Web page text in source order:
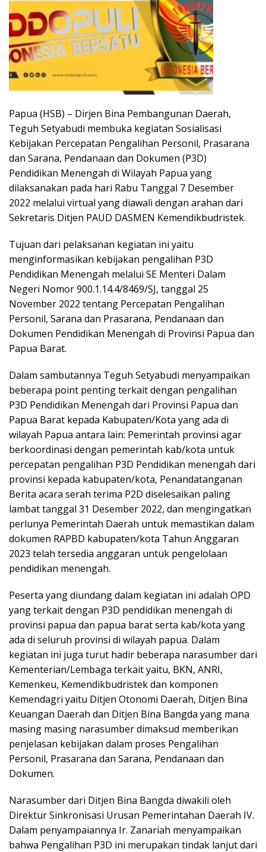
Papua (HSB) – Dirjen Bina Pembangunan Daerah,
Teguh Setyabudi membuka kegiatan Sosialisasi
Kebijakan Percepatan Pengalihan Personil, Prasarana
dan Sarana, Pendanaan dan Dokumen (P3D)
Pendidikan Menengah di Wilayah Papua yang
dilaksanakan pada hari Rabu Tanggal 7 Desember
2022 melalui virtual yang diawali dengan arahan dari
Sekretaris Ditjen PAUD DASMEN Kemendikbudristek.
Tujuan dari pelaksanan kegiatan ini yaitu
menginformasikan kebijakan pengalihan P3D
Pendidikan Menengah melalui SE Menteri Dalam
Negeri Nomor 900.1.14.4/8469/SJ, tanggal 25
November 2022 tentang Percepatan Pengalihan
Personil, Sarana dan Prasarana, Pendanaan dan
Dokumen Pendidikan Menengah di Provinsi Papua dan
Papua Barat.
Dalam sambutannya Teguh Setyabudi menyampaikan
beberapa point penting terkait dengan pengalihan
P3D Pendidikan Menengah dari Provinsi Papua dan
Papua Barat kepada Kabupaten/Kota yang ada di
wilayah Papua antara lain: Pemerintah provinsi agar
berkoordinasi dengan pemerintah kab/kota untuk
percepatan pengalihan P3D Pendidikan menengah dari
provinsi kepada kabupaten/kota, Penandatanganan
Berita acara serah terima P2D diselesaikan paling
lambat tanggal 31 Desember 2022, dan mengingatkan
perlunya Pemerintah Daerah untuk memastikan dalam
dokumen RAPBD kabupaten/kota Tahun Anggaran
2023 telah tersedia anggaran untuk pengelolaan
pendidikan menengah.
Peserta yang diundang dalam kegiatan ini adalah OPD
yang terkait dengan P3D pendidikan menengah di
provinsi papua dan papua barat serta kab/kota yang
ada di seluruh provinsi di wilayah papua. Dalam
kegiatan ini juga turut hadir beberapa narasumber dari
Kementerian/Lembaga terkait yaitu, BKN, ANRI,
Kemenkeu, Kemendikbudristek dan komponen
Kemendagri yaitu Ditjen Otonomi Daerah, Ditjen Bina
Keuangan Daerah dan Ditjen Bina Bangda yang mana
masing masing narasumber dimaksud memberikan
penjelasan kebijakan dalam proses Pengalihan
Personil, Prasarana dan Sarana, Pendanaan dan
Dokumen.
Narasumber dari Ditjen Bina Bangda diwakili oleh
Direktur Sinkronisasi Urusan Pemerintahan Daerah IV.
Dalam penyampaiannya Ir. Zanariah menyampaikan
bahwa Pengalihan P3D ini merupakan tindak lanjut dari